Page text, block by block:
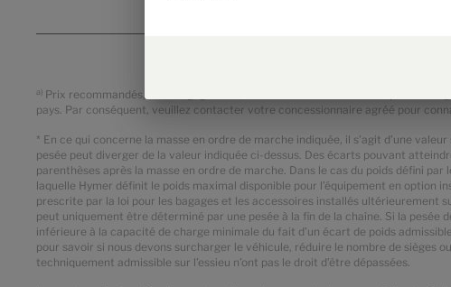
a) Prix recommandés, sans engagement, basés sur les tarifs valables pour la
pays. Par conséquent, veuillez contacter votre concessionnaire agréé pour
* En ce qui concerne la masse en ordre de marche indiquée, il s’agit d’une
pesée peut diverger de la valeur indiquée ci-dessus. Des écarts pouvant
parenthèses après la masse en ordre de marche. Dans le cas du poids défini
laquelle Hymer définit le poids maximal disponible pour l’équipement en option
prescrite par la loi pour les bagages et les accessoires installés ultérieurement
peut uniquement être déterminé par une pesée à la fin de la chaîne. Si la
inférieure à la capacité de charge minimale du fait d’un écart de poids
pour savoir si nous devons surcharger le véhicule, réduire le nombre de sièges
techniquement admissible sur l’essieu n’ont pas le droit d’être dépassées.